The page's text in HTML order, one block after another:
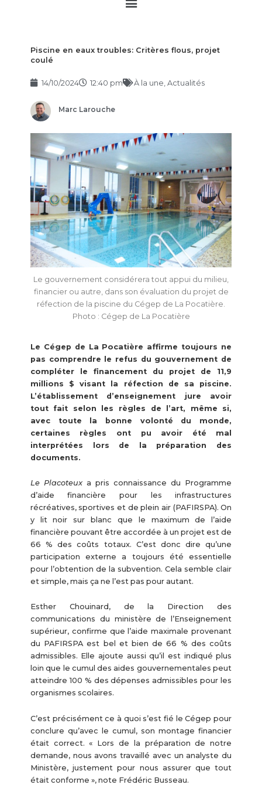
Piscine en eaux troubles: Critères flous, projet
coulé
14/10/2024 12:40 pm À la une Actualités
Marc Larouche
Le gouvernement considérera tout appui du milieu,
financier ou autre, dans son évaluation du projet de
réfection de la piscine du Cégep de La Pocatière.
Photo : Cégep de La Pocatière
Le Cégep de La Pocatière affirme toujours ne
pas comprendre le refus du gouvernement de
compléter le financement du projet de 11,9
millions $ visant la réfection de sa piscine.
L’établissement d’enseignement jure avoir
tout fait selon les règles de l’art, même si,
avec toute la bonne volonté du monde,
certaines règles ont pu avoir été mal
interprétées lors de la préparation des
documents.
Le Placoteuxa pris connaissance du Programme
d’aide financière pour les infrastructures
récréatives, sportives et de plein air (PAFIRSPA). On
y lit noir sur blanc que le maximum de l’aide
financière pouvant être accordée à un projet est de
66 % des coûts totaux. C’est donc dire qu’une
participation externe a toujours été essentielle
pour l’obtention de la subvention. Cela semble clair
et simple, mais ça ne l’est pas pour autant.
Esther Chouinard, de la Direction des
communications du ministère de l’Enseignement
supérieur, confirme que l’aide maximale provenant
du PAFIRSPA est bel et bien de 66 % des coûts
admissibles. Elle ajoute aussi qu’il est indiqué plus
loin que le cumul des aides gouvernementales peut
atteindre 100 % des dépenses admissibles pour les
organismes scolaires.
C’est précisément ce à quoi s’est fié le Cégep pour
conclure qu’avec le cumul, son montage financier
était correct. « Lors de la préparation de notre
demande, nous avons travaillé avec un analyste du
Ministère, justement pour nous assurer que tout
était conforme », note Frédéric Busseau.